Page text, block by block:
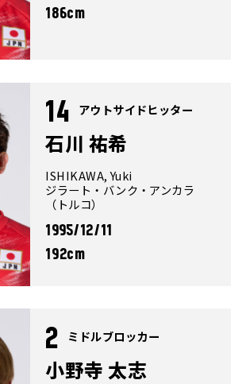
186cm
14 アウトサイドヒッター
石川 祐希
ISHIKAWA, Yuki
ジラート・バンク・アンカラ
（トルコ）
1995/12/11
192cm
2 ミドルブロッカー
小野寺 太志